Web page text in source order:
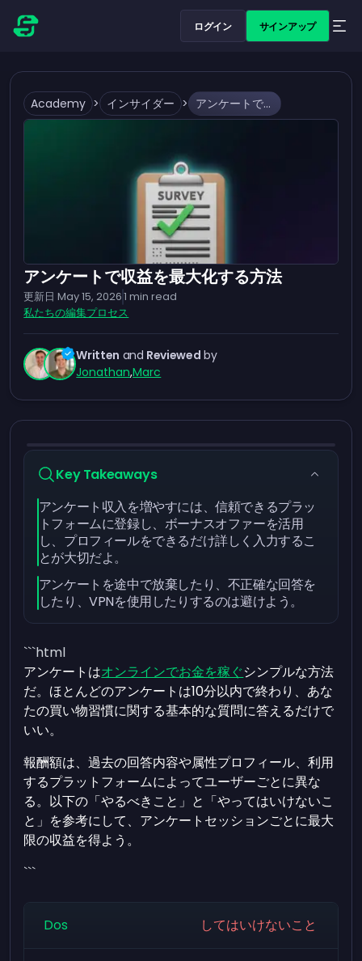
ログイン サインアップ
Academy > インサイダー > アンケートで収益を最大化する方法
アンケートで収益を最大化する方法
更新日 May 15, 20261 min read
私たちの編集プロセス
Written and Reviewed by
Jonathan,Marc
Key Takeaways
アンケート収入を増やすには、信頼できるプラッ
トフォームに登録し、ボーナスオファーを活用
し、プロフィールをできるだけ詳しく入力するこ
とが大切だよ。
アンケートを途中で放棄したり、不正確な回答を
したり、VPNを使用したりするのは避けよう。
```html
アンケートはオンラインでお金を稼ぐシンプルな方法
だ。ほとんどのアンケートは10分以内で終わり、あな
たの買い物習慣に関する基本的な質問に答えるだけで
いい。
報酬額は、過去の回答内容や属性プロフィール、利用
するプラットフォームによってユーザーごとに異な
る。以下の「やるべきこと」と「やってはいけないこ
と」を参考にして、アンケートセッションごとに最大
限の収益を得よう。
```
Dos してはいけないこと